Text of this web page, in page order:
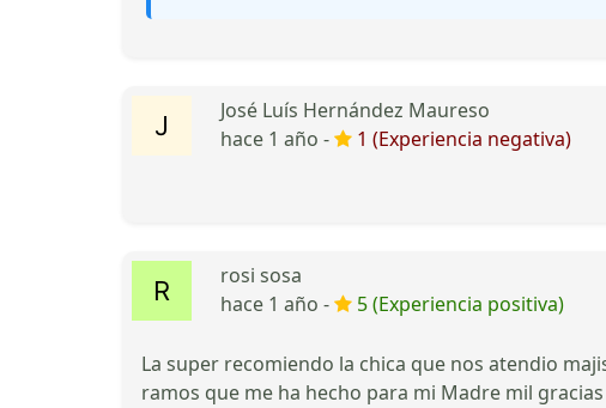
José Luís Hernández Maureso
hace 1 año -
1 (Experiencia negativa)
rosi sosa
hace 1 año -
5 (Experiencia positiva)
La super recomiendo la chica que nos atendio
ramos que me ha hecho para mi Madre mil gracias